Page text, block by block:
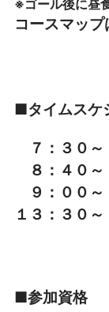
※ゴール後に昼
コースマップ
■タイムスケ
７：３０
８：４０
９：００
１３：３０
■参加資格